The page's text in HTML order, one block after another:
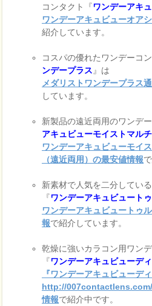
コンタクト『ワンデーアキ
ワンデーアキュビューオア
紹介しています。
コスパの優れたワンデーコ
ンデープラス 』は
メダリストワンデープラス
しています。
新製品の遠近両用のワンデ
アキュビューモイストマル
ワンデーアキュビューモイ
（遠近両用）の最安値情報
新素材で人気を二分してい
『ワンデーアキュビュート
ワンデーアキュビュートゥ
報で紹介しています。
乾燥に強いカラコン用ワン
『ワンデーアキュビューデ
『ワンデーアキュビューデ
http://007contactlens.com/
情報で紹介中です。